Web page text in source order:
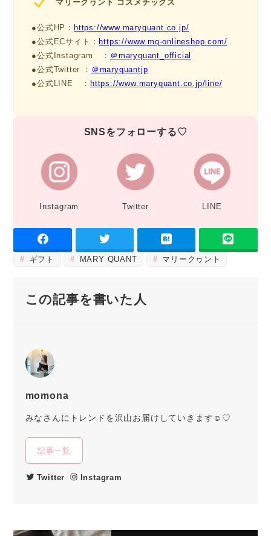
マリークヮント コスメチックス
●公式HP： https://www.maryquant.co.jp/
●公式ECサイト： https://www.mq-onlineshop.com/
●公式Instagram ： ＠maryquant_official
●公式Twitter ： ＠maryquantjp
●公式LINE ： https://www.maryquant.co.jp/line/
SNSをフォローする♡
Instagram Twitter LINE
ギフト MARY QUANT マリークヮント
この記事を書いた人
momona
みなさんにトレンドを沢山お届けしていきます☺︎♡
記事一覧
Twitter Instagram